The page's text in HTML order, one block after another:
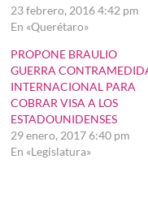
23 febrero, 2016 4:42 pm
En «Querétaro»
PROPONE BRAULIO
GUERRA
INTERNACIONAL PARA
COBRAR VISA A LOS
ESTADOUNIDENSES
29 enero, 2017 6:40 pm
En «Legislatura»